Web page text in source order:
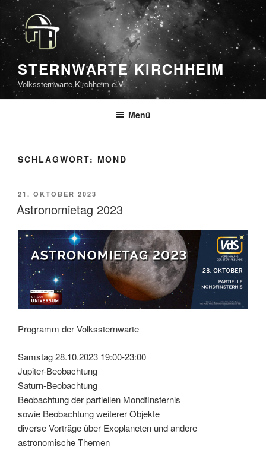
Zum
Inhalt
springen
STERNWARTE KIRCHHEIM
Volkssternwarte Kirchheim e.V.
Menü
SCHLAGWORT: MOND
VERÖFFENTLICHT
AM
21. OKTOBER 2023
Astronomietag 2023
Programm der Volkssternwarte
Samstag 28.10.2023 19:00-23:00
Jupiter-Beobachtung
Saturn-Beobachtung
Beobachtung der partiellen Mondfinsternis
sowie Beobachtung weiterer Objekte
diverse Vorträge über Exoplaneten und andere
astronomische Themen